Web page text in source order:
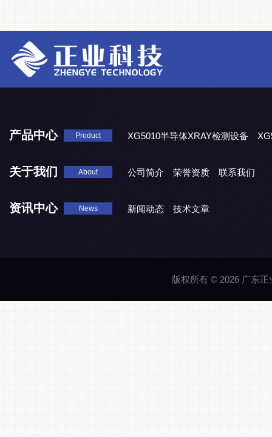
产品中心 Product XG5010半导体XRAY检测设备
关于我们 About 公司简介 荣誉资质 联系我们
资讯中心 News 新闻动态 技术文章
版权所有 © 2026 广东